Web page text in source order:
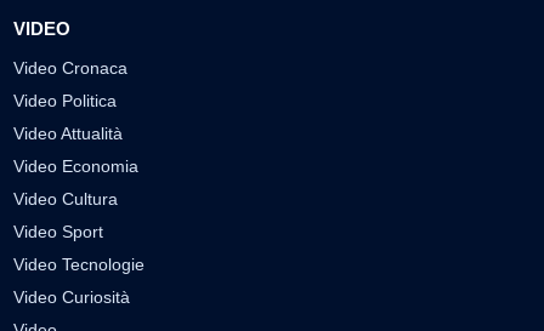
VIDEO
Video Cronaca
Video Politica
Video Attualità
Video Economia
Video Cultura
Video Sport
Video Tecnologie
Video Curiosità